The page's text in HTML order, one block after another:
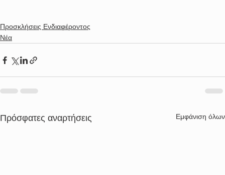
Προσκλήσεις Ενδιαφέροντος
Νέα
Πρόσφατες αναρτήσεις Εμφάνιση όλων